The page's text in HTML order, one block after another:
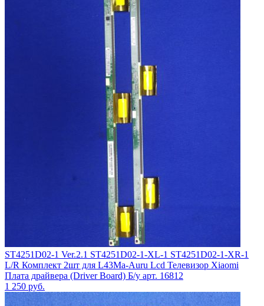
ST4251D02-1 Ver.2.1 ST4251D02-1-XL-1 ST4251D02-1-XR-1
L/R Комплект 2шт для L43Ma-Auru Lcd Телевизор Xiaomi
Плата драйвера (Driver Board) Б/у арт. 16812
1 250 руб.